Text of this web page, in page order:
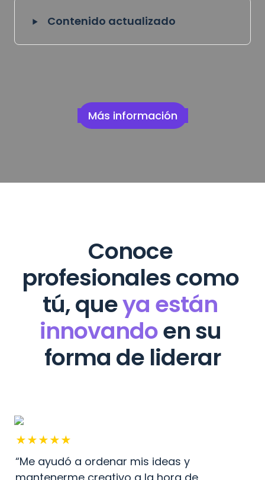
‣ Contenido actualizado
Más información
Conoce
profesionales como
tú, que ya están
innovando en su
forma de liderar
★★★★★
“Me ayudó a ordenar mis ideas y